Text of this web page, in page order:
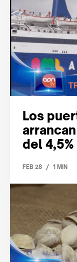
Los
del 4,5%
FEB 28 / 1 MIN